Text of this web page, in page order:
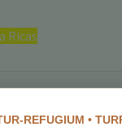
Ricas
REFUGIUM •